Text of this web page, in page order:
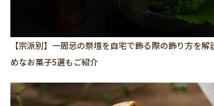
【宗派別】一周忌の祭壇を自宅で飾る際の飾り方を
めなお菓子5選もご紹介